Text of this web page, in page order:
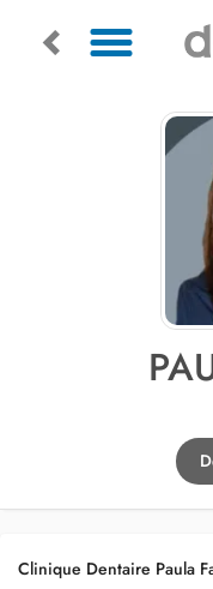
Clinique Dentaire Paula